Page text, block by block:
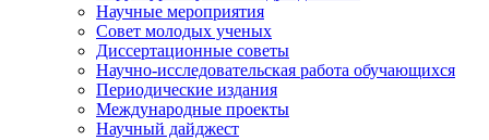
Научные мероприятия
Совет молодых ученых
Диссертационные советы
Научно-исследовательская работа обучающихся
Периодические издания
Международные проекты
Научный дайджест